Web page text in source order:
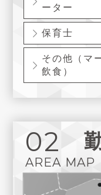
ーター
保育士
その他（マ
飲食）
02
AREA MAP